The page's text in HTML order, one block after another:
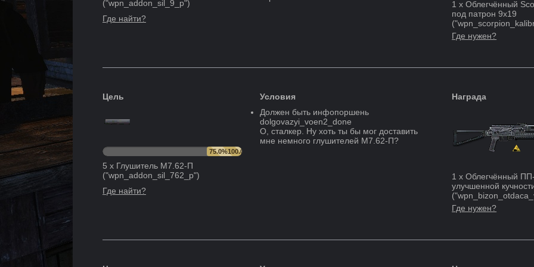
("wpn_addon_sil_9_p")
Где найти?
1 xОблегчённый
под патрон 9х19
("
Где нужен?
Цель
75.0%100.0
5 x Глушитель М7.62-П
("wpn_addon_sil_762_p")
Где найти?
Условия
Должен быть инфопоршень
dolgovazyi_voen2_done
О, сталкер. Ну хоть ты бы мог доставить
мне немного глушителей М7.62-П?
Награда
1 xОблегчённый
улучшенной
("
Где нужен?